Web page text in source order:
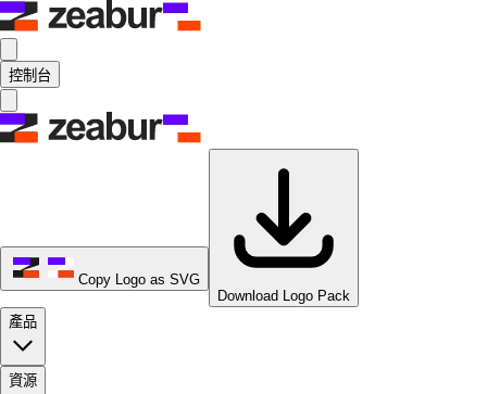
控制台
Copy Logo as SVG
Download Logo Pack
產品
資源